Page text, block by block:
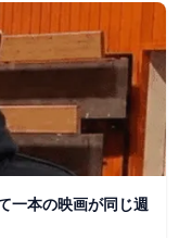
一本の映画が同じ週